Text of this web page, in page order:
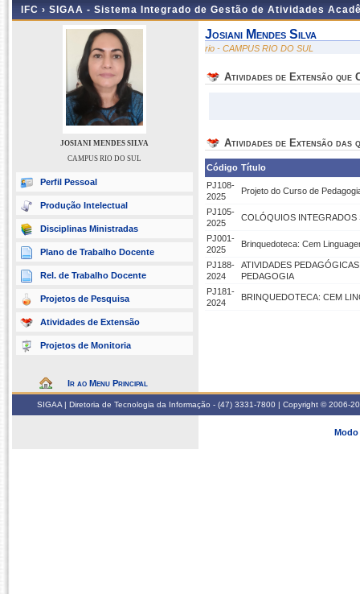
IFC › SIGAA - Sistema Integrado de Gestão de Atividades
JOSIANI MENDES SILVA
CAMPUS RIO DO SUL
Perfil Pessoal
Produção Intelectual
Disciplinas Ministradas
Plano de Trabalho Docente
Rel. de Trabalho Docente
Projetos de Pesquisa
Atividades de Extensão
Projetos de Monitoria
Ir ao Menu Principal
Josiani Mendes Silva
rio - CAMPUS RIO DO SUL
Atividades de Extensão que
Atividades de Extensão das
Código Título
PJ108-
2025
Projeto do Curso de
PJ105-
2025
COLÓQUIOS INTEGRADOS
PJ001-
2025
Brinquedoteca: Cem
PJ188-
2024
ATIVIDADES
PEDAGOGIA
PJ181-
2024
BRINQUEDOTECA: CEM
SIGAA | Diretoria de Tecnologia da Informação - (47) 3331-7800 | Copyright © 2006-
Modo